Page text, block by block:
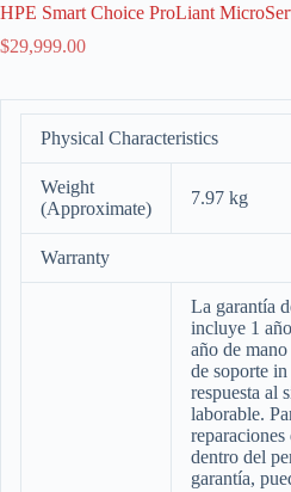
HPE Smart Choice ProLiant
$29,999.00
Physical Characteristics
Weight
(Approximate)
7.97 kg
Warranty
La garantía
incluye 1
año de
de soporte
respuesta al
laborable.
reparaciones
dentro del
garantía,